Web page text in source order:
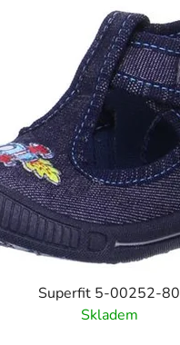
Superfit 5-00252-80
Skladem